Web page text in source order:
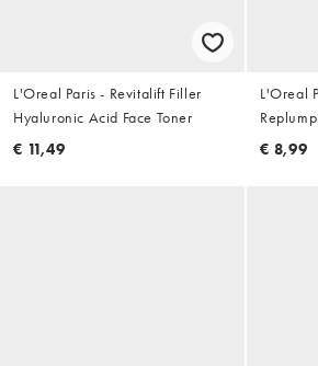
L'Oreal Paris - Revitalift Filler
Hyaluronic Acid Face Toner
€ 11,49
L'Oreal
€ 8,99